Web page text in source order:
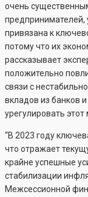
очень
предпринимателей,
привязана к
потому что их
рассказывает
положительно
связи с
вкладов из банков
урегулировать этот
“В 2023 году
что отражает
крайне успешные
стабилизации
Межсессионной